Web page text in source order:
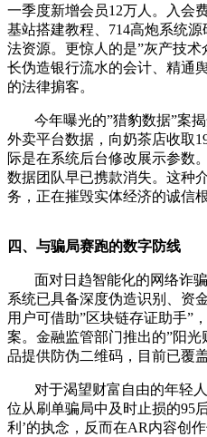
一季度新增会员12万人。入会
基站搭建教程、714高炮系统
法资源。更惊人的是”灰产技
长伪造银行流水的会计、精通
的法律掮客。
今年曝光的”猎豹数据”案
外卖平台数据，向奶茶店收取
际是在系统后台修改展示参数
数据团队早已携款消失。这种
务，正在摧毁实体经济的诚信根
四、与骗局赛跑的数字防线
面对日趋智能化的网络诈
系统已具备深度伪造识别、资
用户可借助”区块链存证助手”
案。金融监管部门推出的”阳
品提供防伪二维码，目前已覆
对于渴望财富自由的年轻
位从刷单骗局中及时止损的95
利’的执念，反而在AR内容创